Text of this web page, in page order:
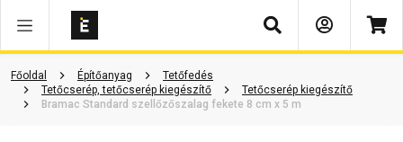
Keresés
Főoldal Építőanyag
Tetőfedés
Tetőcserép, tetőcserép kiegészítő
Tetőcserép kiegészítő
Bramac Standard szellőzőszalag fekete 8 cm x 5 m
Vásárlói vélemények Kérdések és válaszok Kapcsolódó cikkek